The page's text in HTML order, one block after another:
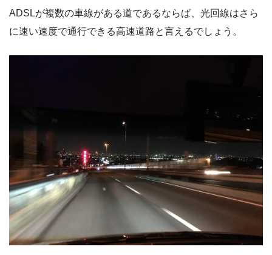
ADSLが複数の車線がある道であるならば、光回線はさら
に速い速度で通行できる高速道路と言えるでしょう。